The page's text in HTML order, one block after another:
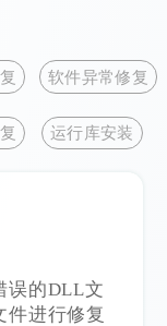
软件异常修复
运行库安装
误的DLL文
件进行修复